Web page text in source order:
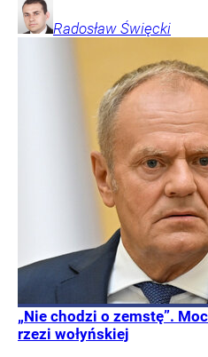
Radosław Święcki
„Nie chodzi o zemstę”.
rzezi wołyńskiej